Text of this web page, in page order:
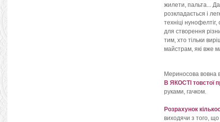
жилети, пальта...
розкладається і
техніці
для створення
тим, хто тільки
майстрам, які вже
Мериносова вовна
В ЯКОСТІ товстої
руками, гачком.
Розрахунок
виходячи з того,